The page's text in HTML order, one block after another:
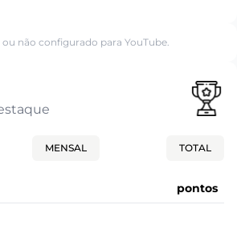
não configurado para YouTube.
MENSAL TOTAL
pontos